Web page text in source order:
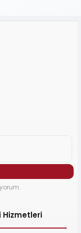
Hizmetleri